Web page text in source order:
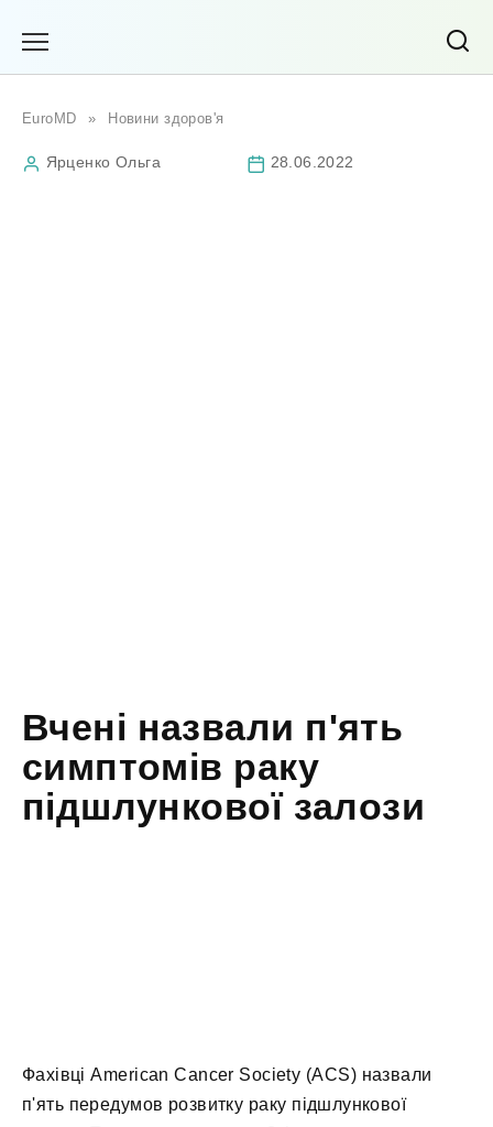
EuroMD » Новини здоров'я
Ярценко Ольга 28.06.2022
Вчені назвали п'ять
симптомів раку
підшлункової залози
Фахівці American Cancer Society (ACS) назвали
п'ять передумов розвитку раку підшлункової